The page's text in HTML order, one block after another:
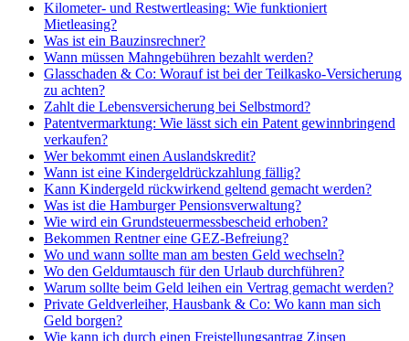
Kilometer- und Restwertleasing: Wie funktioniert
Mietleasing?
Was ist ein Bauzinsrechner?
Wann müssen Mahngebühren bezahlt werden?
Glasschaden & Co: Worauf ist bei der Teilkasko-Versicherung
zu achten?
Zahlt die Lebensversicherung bei Selbstmord?
Patentvermarktung: Wie lässt sich ein Patent gewinnbringend
verkaufen?
Wer bekommt einen Auslandskredit?
Wann ist eine Kindergeldrückzahlung fällig?
Kann Kindergeld rückwirkend geltend gemacht werden?
Was ist die Hamburger Pensionsverwaltung?
Wie wird ein Grundsteuermessbescheid erhoben?
Bekommen Rentner eine GEZ-Befreiung?
Wo und wann sollte man am besten Geld wechseln?
Wo den Geldumtausch für den Urlaub durchführen?
Warum sollte beim Geld leihen ein Vertrag gemacht werden?
Private Geldverleiher, Hausbank & Co: Wo kann man sich
Geld borgen?
Wie kann ich durch einen Freistellungsantrag Zinsen